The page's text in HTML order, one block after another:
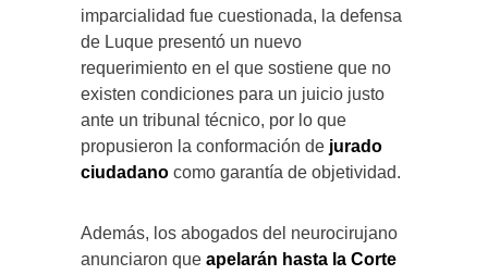
imparcialidad fue cuestionada, la defensa
de Luque presentó un nuevo
requerimiento en el que sostiene que no
existen condiciones para un juicio justo
ante un tribunal técnico, por lo que
propusieron la conformación de jurado
ciudadano como garantía de objetividad.
Además, los abogados del neurocirujano
anunciaron que apelarán hasta la Corte